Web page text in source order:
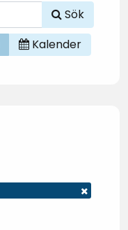
Sök
Kalender